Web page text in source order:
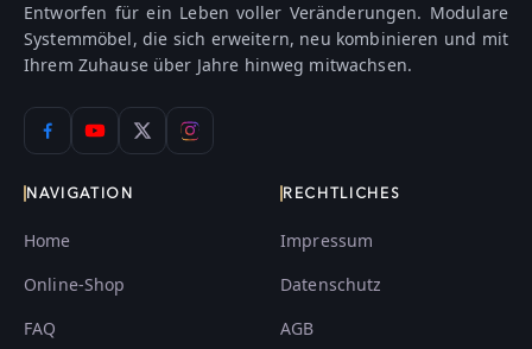
Entworfen für ein Leben voller Veränderungen. Modulare
Systemmöbel, die sich erweitern, neu kombinieren und mit
Ihrem Zuhause über Jahre hinweg mitwachsen.
NAVIGATION
Home
Online-Shop
FAQ
RECHTLICHES
Impressum
Datenschutz
AGB